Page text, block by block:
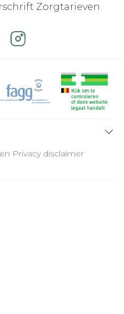
Zorgtarieven
Privacy disclaimer